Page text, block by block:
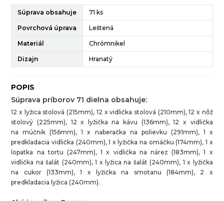
Súprava obsahuje 71 ks
Povrchová úprava Leštená
Materiál Chrómnikel
Dizajn Hranatý
POPIS
Súprava príborov 71 dielna obsahuje:
12 x lyžica stolová (215mm), 12 x vidlička stolová (210mm), 12 x nôž
stolový (225mm), 12 x lyžička na kávu (136mm), 12 x vidlička
na múčnik (156mm), 1 x naberačka na polievku (291mm), 1 x
predkladacia vidlička (240mm), 1 x lyžička na omáčku (174mm), 1 x
lopatka na tortu (247mm), 1 x vidlička na nárez (183mm), 1 x
vidlička na šalát (240mm), 1 x lyžica na šalát (240mm), 1 x lyžička
na cukor (133mm), 1 x lyžička na smotanu (184mm), 2 x
predkladacia lyžica (240mm).